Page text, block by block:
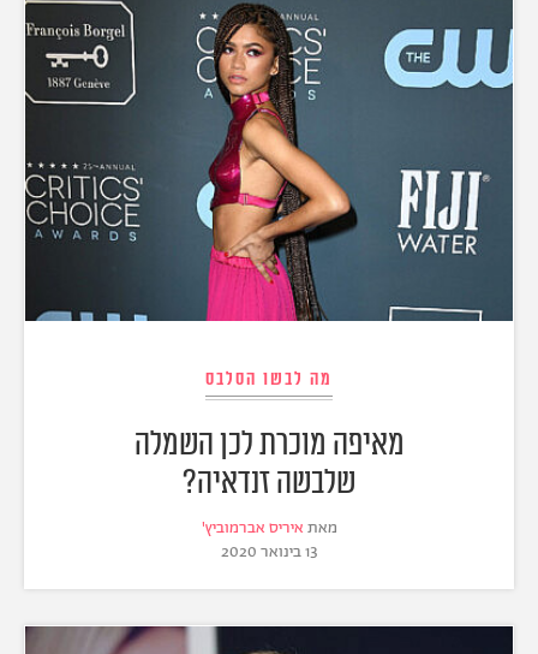
מה לבשו הסלבס
מאיפה מוכרת לכן השמלה
שלבשה זנדאיה?
מאת איריס אברמוביץ'
13 בינואר 2020